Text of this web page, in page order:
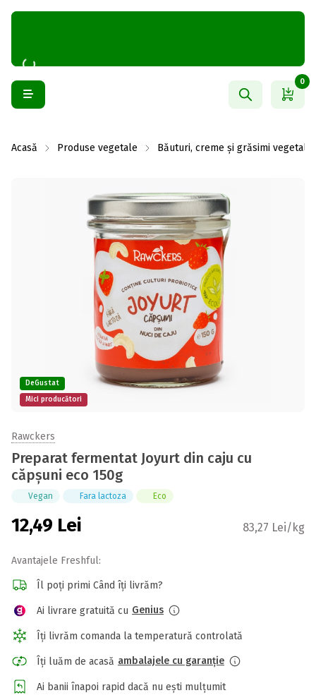
0
Acasă Produse vegetale Băuturi, creme și grăsimi vegetale
DeGustat
Mici producători
Rawckers
Preparat fermentat Joyurt din caju cu
căpșuni eco 150g
Vegan Fara lactoza Eco
12,49 Lei 83,27 Lei/kg
Avantajele Freshful:
Îl poți primi Când îți livrăm?
Ai livrare gratuită cu Genius
Îți livrăm comanda la temperatură controlată
Îți luăm de acasă ambalajele cu garanție
Ai banii înapoi rapid dacă nu ești mulțumit